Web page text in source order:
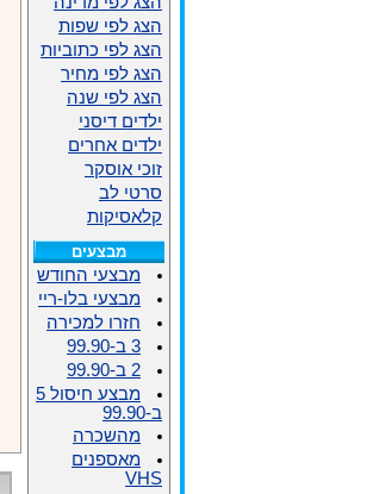
הצג לפי שפות
הצג לפי כתוביות
הצג לפי מחיר
הצג לפי שנה
ילדים דיסני
ילדים אחרים
זוכי אוסקר
סרטי לב
קלאסיקות
מבצעים
מבצעי החודש
מבצעי בלו-ריי
חזרו למכירה
3 ב-99.90
2 ב-99.90
מבצע חיסול 5
ב-99.90
מהשכרה
מאספנים
VHS